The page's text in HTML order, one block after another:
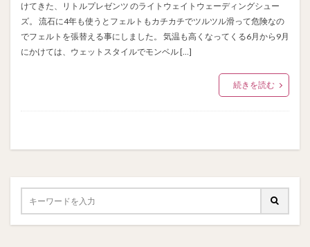
けてきた、リトルプレゼンツ のライトウェイトウェーディングシュー
ズ。 流石に4年も使うとフェルトもカチカチでツルツル滑って危険なの
でフェルトを張替える事にしました。 気温も高くなってくる6月から9月
にかけては、ウェットスタイルでモンベル […]
続きを読む